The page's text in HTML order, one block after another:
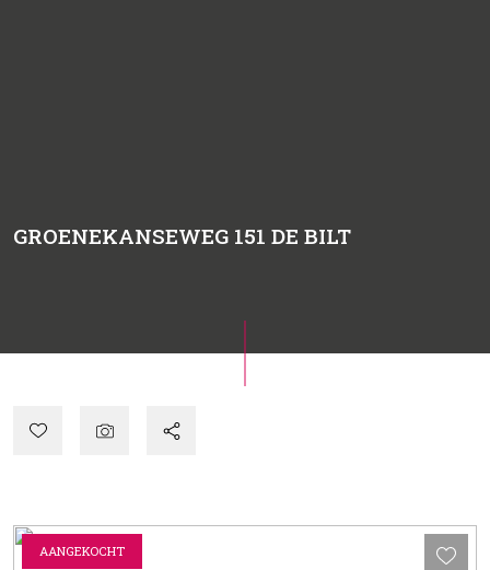
GROENEKANSEWEG 151 DE BILT
AANGEKOCHT